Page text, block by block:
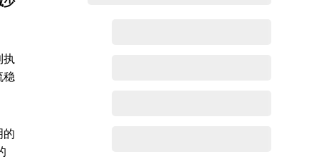
执
稳
的